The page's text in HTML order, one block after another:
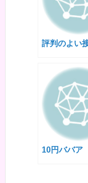
評判のよい
10円ババア